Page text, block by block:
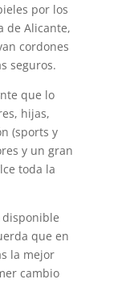
por los
de Alicante,
cordones
seguros.
que lo
hijas,
(sports y
y un gran
toda la
disponible
que en
la mejor
cambio